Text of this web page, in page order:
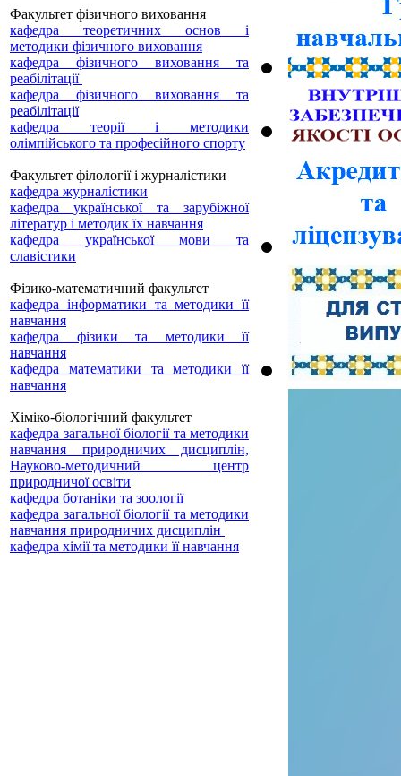
Факультет фізичного виховання
кафедра теоретичних основ і
методики фізичного виховання
кафедра фізичного виховання та
реабілітації
кафедра фізичного виховання та
реабілітації
кафедра теорії і методики
олімпійського та професійного спорту
Факультет філології і журналістики
кафедра журналістики
кафедра української та зарубіжної
літератур і методик їх навчання
кафедра української мови та
славістики
Фізико-математичний факультет
кафедра інформатики та методики її
навчання
кафедра фізики та методики її
навчання
кафедра математики та методики її
навчання
Хіміко-біологічний факультет
кафедра загальної біології та методики
навчання природничих дисциплін,
Науково-методичний центр
природничої освіти
кафедра ботаніки та зоології
кафедра загальної біології та методики
навчання природничих дисциплін
кафедра хімії та методики її навчання